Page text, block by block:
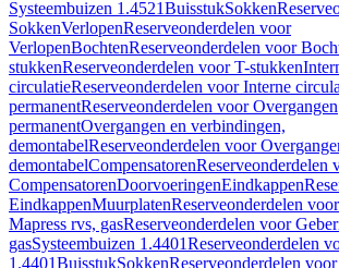
Systeembuizen 1.4521BuisstukSokken
SokkenVerlopenReserveonderdelen voor
VerlopenBochtenReserveonderdelen voor
stukkenReserveonderdelen voor T-stukken
circulatieReserveonderdelen voor Interne
permanentReserveonderdelen voor Overgangen
permanentOvergangen en verbindingen,
demontabelReserveonderdelen voor
demontabelCompensatorenReserveonderdelen
CompensatorenDoorvoeringenEindkappen
EindkappenMuurplatenReserveonderdelen
Mapress rvs, gasReserveonderdelen voor
gasSysteembuizen 1.4401Reserveonderdelen
1.4401BuisstukSokkenReserveonderdelen voor